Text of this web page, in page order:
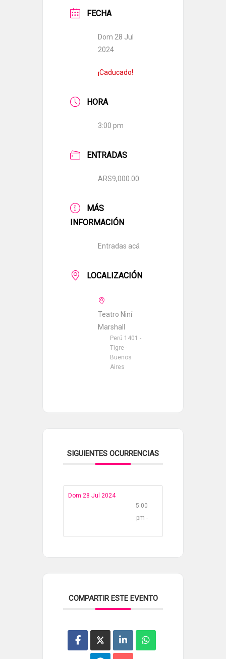
FECHA
Dom 28 Jul
2024
¡Caducado!
HORA
3:00 pm
ENTRADAS
ARS9,000.00
MÁS
INFORMACIÓN
Entradas acá
LOCALIZACIÓN
Teatro Niní
Marshall
Perú 1401 -
Tigre -
Buenos
Aires
SIGUIENTES OCURRENCIAS
Dom 28 Jul 2024
5:00
pm -
COMPARTIR ESTE EVENTO